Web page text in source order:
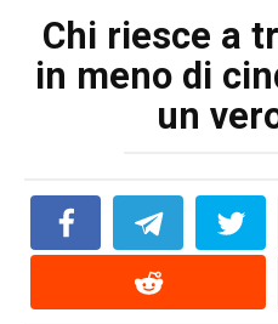
Chi riesce a
in meno di
un